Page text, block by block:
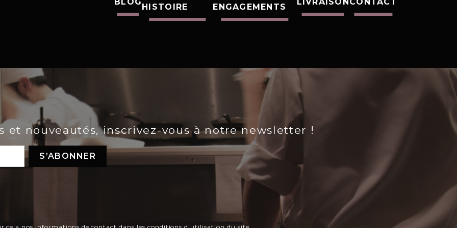
HISTOIRE
ENGAGEMENTS
et nouveautés, inscrivez-vous à notre newsletter !